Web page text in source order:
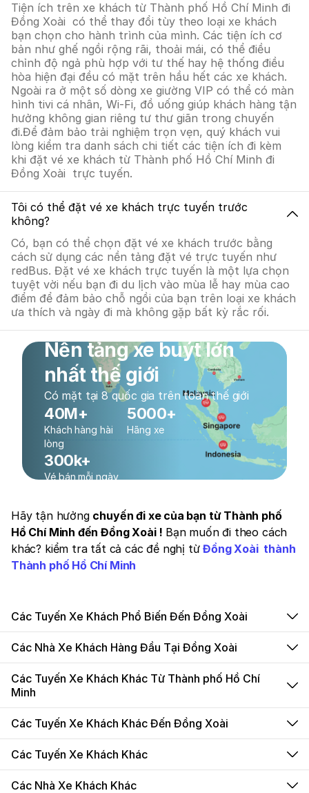
Tiện ích trên xe khách từ Thành phố Hồ Chí Minh đi
Đồng Xoài có thể thay đổi tùy theo loại xe khách
bạn chọn cho hành trình của mình. Các tiện ích cơ
bản như ghế ngồi rộng rãi, thoải mái, có thể điều
chỉnh độ ngả phù hợp với tư thế hay hệ thống điều
hòa hiện đại đều có mặt trên hầu hết các xe khách.
Ngoài ra ở một số dòng xe giường VIP có thể có màn
hình tivi cá nhân, Wi-Fi, đồ uống giúp khách hàng tận
hưởng không gian riêng tư thư giãn trong chuyến
đi.Để đảm bảo trải nghiệm trọn vẹn, quý khách vui
lòng kiểm tra danh sách chi tiết các tiện ích đi kèm
khi đặt vé xe khách từ Thành phố Hồ Chí Minh đi
Đồng Xoài trực tuyến.
Tôi có thể đặt vé xe khách trực tuyến trước
không?
Có, bạn có thể chọn đặt vé xe khách trước bằng
cách sử dụng các nền tảng đặt vé trực tuyến như
redBus. Đặt vé xe khách trực tuyến là một lựa chọn
tuyệt vời nếu bạn đi du lịch vào mùa lễ hay mùa cao
điểm để đảm bảo chỗ ngồi của bạn trên loại xe khách
ưa thích và ngày đi mà không gặp bất kỳ rắc rối.
Nền tảng xe buýt lớn
nhất thế giới
Có mặt tại 8 quốc gia trên toàn thế giới
40M+
Khách hàng hài
lòng
5000+
Hãng xe
300k+
Vé bán mỗi ngày
Hãy tận hưởng chuyến đi xe của bạn từ Thành phố
Hồ Chí Minh đến Đồng Xoài ! Bạn muốn đi theo cách
khác? kiểm tra tất cả các đề nghị từĐồng Xoài thành
Thành phố Hồ Chí Minh
Các Tuyến Xe Khách Phổ Biến Đến Đồng Xoài
Các Nhà Xe Khách Hàng Đầu Tại Đồng Xoài
Các Tuyến Xe Khách Khác Từ Thành phố Hồ Chí
Minh
Các Tuyến Xe Khách Khác Đến Đồng Xoài
Các Tuyến Xe Khách Khác
Các Nhà Xe Khách Khác